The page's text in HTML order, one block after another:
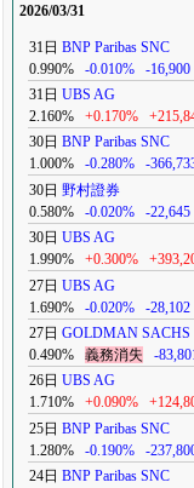
2026/03/31
31日 BNP Paribas SNC
0.990%
-0.010% -16,900
31日 UBS AG
2.160%
+0.170%
30日 BNP Paribas SNC
1.000%
-0.280% -
30日 野村證券
0.580%
-0.020% -22,645
30日 UBS AG
1.990%
+0.300%
27日 UBS AG
1.690%
-0.020% -28,102
27日 GOLDMAN SACHS
0.490%
義務消失 -
26日 UBS AG
1.710%
+0.090%
25日 BNP Paribas SNC
1.280%
-0.190% -
24日 BNP Paribas SNC